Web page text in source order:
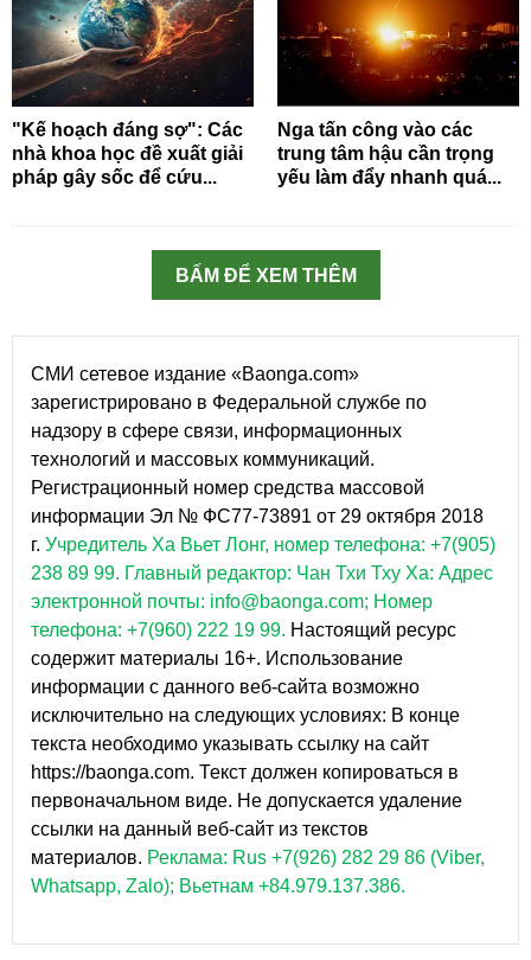
"Kế hoạch đáng sợ": Các
nhà khoa học đề xuất giải
pháp gây sốc để cứu...
Nga tấn công vào các
trung tâm hậu cần trọng
yếu làm đẩy nhanh quá...
BẤM ĐỂ XEM THÊM
СМИ сетевое издание «Baonga.com»
зарегистрировано в Федеральной службе по
надзору в сфере связи, информационных
технологий и массовых коммуникаций.
Регистрационный номер средства массовой
информации Эл № ФС77-73891 от 29 октября 2018
г. Учредитель Ха Вьет Лонг, номер телефона: +7(905)
238 89 99. Главный редактор: Чан Тхи Тху Ха: Адрес
электронной почты: info@baonga.com; Номер
телефона: +7(960) 222 19 99. Настоящий ресурс
содержит материалы 16+. Использование
информации с данного веб-сайта возможно
исключительно на следующих условиях: В конце
текста необходимо указывать ссылку на сайт
https://baonga.com. Текст должен копироваться в
первоначальном виде. Не допускается удаление
ссылки на данный веб-сайт из текстов
материалов. Реклама: Rus +7(926) 282 29 86 (Viber,
Whatsapp, Zalo); Вьетнам +84.979.137.386.